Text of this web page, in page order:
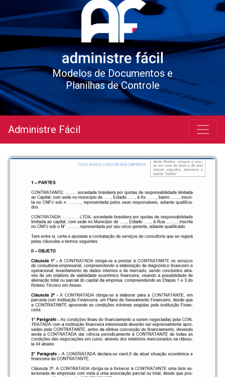
Modelos de Documentos e
Planilhas de Controle
Administre Fácil